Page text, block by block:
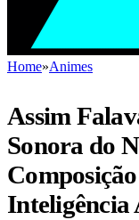
Home»Animes
Assim
Sonora do